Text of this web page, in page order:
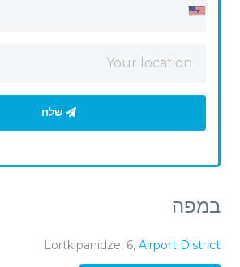
שלח
במפה
Lortkipanidze, 6, Airport District